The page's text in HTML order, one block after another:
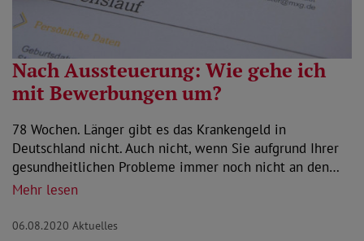
Nach Aussteuerung: Wie gehe ich
mit Bewerbungen um?
78 Wochen. Länger gibt es das Krankengeld in
Deutschland nicht. Auch nicht, wenn Sie aufgrund Ihrer
gesundheitlichen Probleme immer noch nicht an den…
Mehr lesen
06.08.2020 Aktuelles